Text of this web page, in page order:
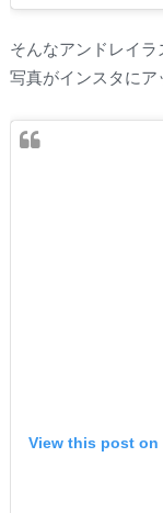
そんなアンドレイ
写真がインスタにア
View this post on